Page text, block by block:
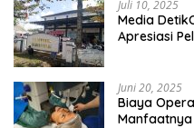
Juli 10, 2025
Media
Apresiasi
Juni 20, 2025
Biaya
Manfaatnya